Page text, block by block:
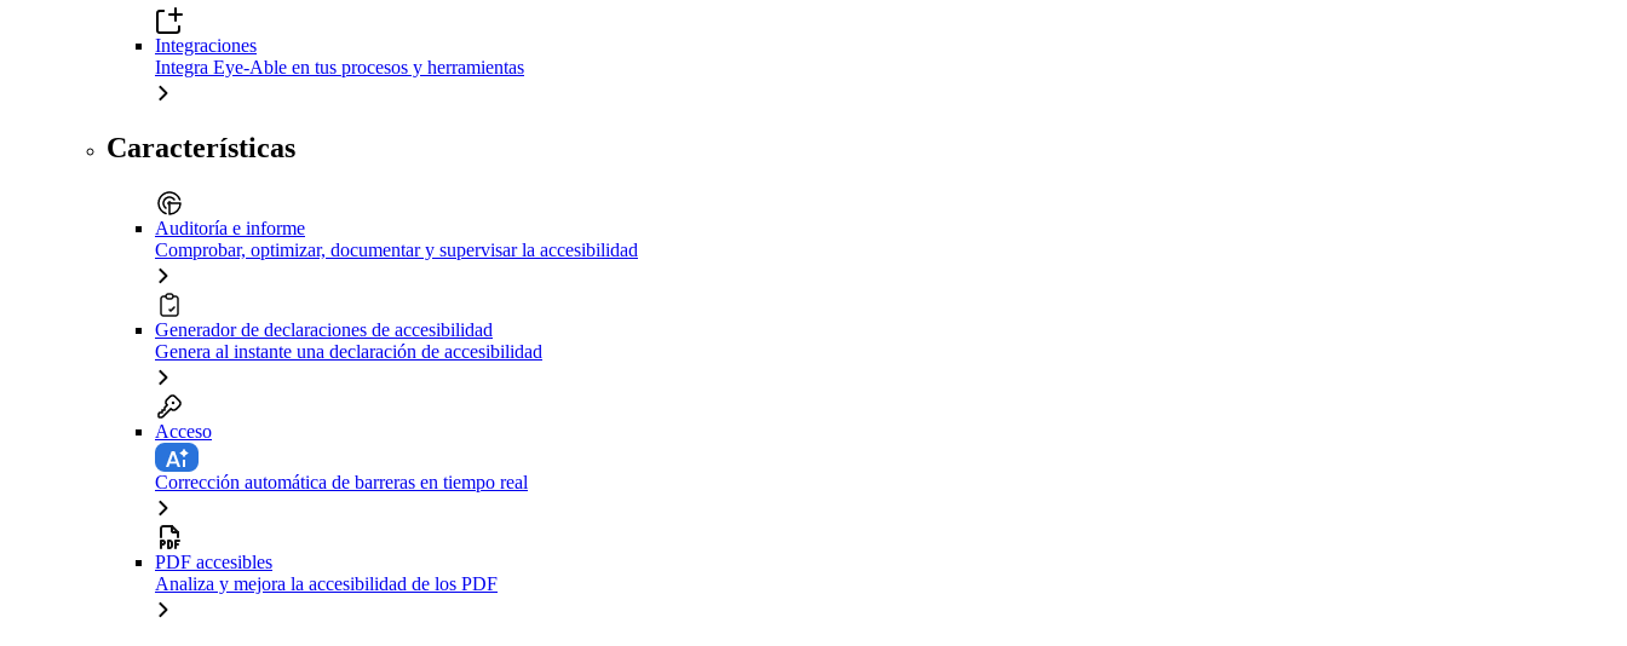
Integraciones
Integra Eye-Able en tus procesos y herramientas
Características
Auditoría e informe
Comprobar, optimizar, documentar y supervisar la accesibilidad
Generador de declaraciones de accesibilidad
Genera al instante una declaración de accesibilidad
Acceso
Corrección automática de barreras en tiempo real
PDF accesibles
Analiza y mejora la accesibilidad de los PDF